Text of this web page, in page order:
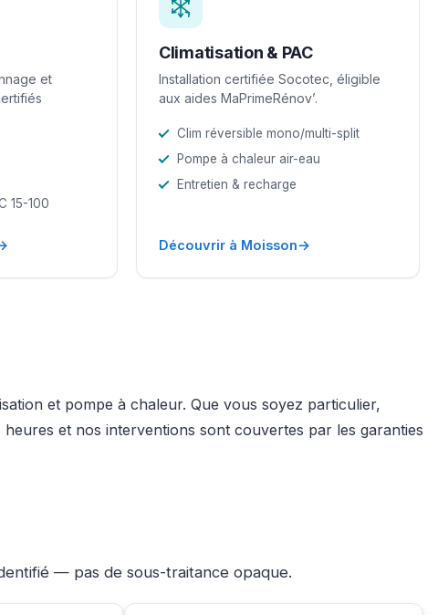
et
15-100
Climatisation & PAC
Installation certifiée Socotec, éligible
aux aides MaPrimeRénov’.
Clim réversible mono/multi-split
Pompe à chaleur air-eau
Entretien & recharge
Découvrir à Moisson→
et pompe à chaleur. Que vous soyez particulier,
et nos interventions sont couvertes par les garanties
— pas de sous-traitance opaque.